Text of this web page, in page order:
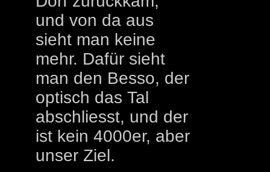
und von da aus
sieht man keine
mehr. Dafür sieht
man den Besso, der
optisch das Tal
abschliesst, und der
ist kein 4000er, aber
unser Ziel.